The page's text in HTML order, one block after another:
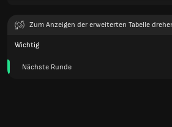
Zum Anzeigen der erweiterten Tabelle
Wichtig
Nächste Runde